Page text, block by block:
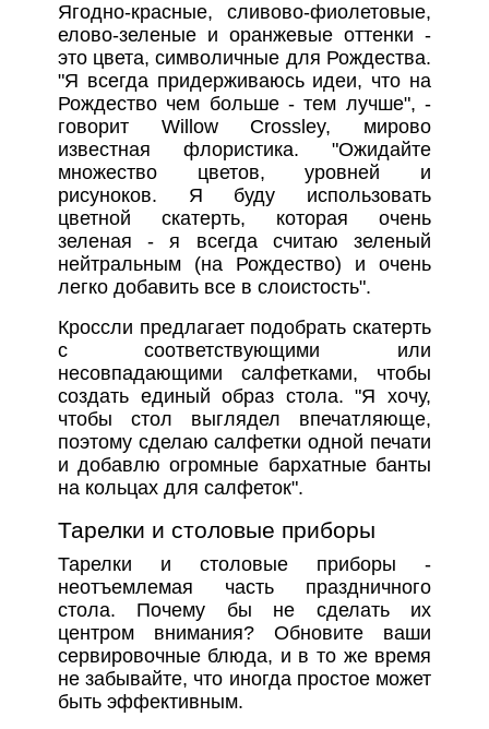
Ягодно-красные, сливово-фиолетовые,
елово-зеленые и оранжевые оттенки -
это цвета, символичные для Рождества.
"Я всегда придерживаюсь идеи, что на
Рождество чем больше - тем лучше", -
говорит Willow Crossley, мирово
известная флористика. "Ожидайте
множество цветов, уровней и
рисуноков. Я буду использовать
цветной скатерть, которая очень
зеленая - я всегда считаю зеленый
нейтральным (на Рождество) и очень
легко добавить все в слоистость".
Кроссли предлагает подобрать скатерть
с соответствующими или
несовпадающими салфетками, чтобы
создать единый образ стола. "Я хочу,
чтобы стол выглядел впечатляюще,
поэтому сделаю салфетки одной печати
и добавлю огромные бархатные банты
на кольцах для салфеток".
Тарелки и столовые приборы
Тарелки и столовые приборы -
неотъемлемая часть праздничного
стола. Почему бы не сделать их
центром внимания? Обновите ваши
сервировочные блюда, и в то же время
не забывайте, что иногда простое может
быть эффективным.